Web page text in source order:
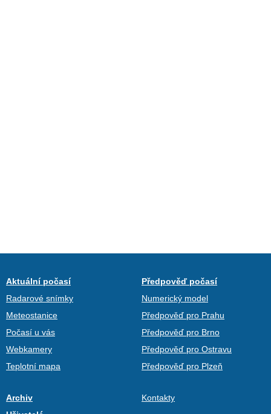
Aktuální počasí
Radarové snímky
Meteostanice
Počasí u vás
Webkamery
Teplotní mapa
Předpověď počasí
Numerický model
Předpověď pro Prahu
Předpověď pro Brno
Předpověď pro Ostravu
Předpověď pro Plzeň
Archiv
Kontakty